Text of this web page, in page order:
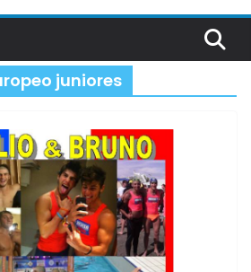
juniores